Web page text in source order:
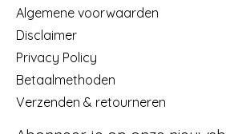
Algemene voorwaarden
Disclaimer
Privacy Policy
Betaalmethoden
Verzenden & retourneren